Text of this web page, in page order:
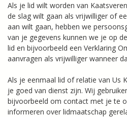
Als je lid wilt worden van
de slag wilt gaan als vrijwilliger of
aan wilt gaan, hebben we
van je gegevens kunnen we je op
lid en bijvoorbeeld een Verklaring
aanvragen als vrijwilliger wanneer
Als je eenmaal lid of relatie van Us
je goed van dienst zijn. Wij
bijvoorbeeld om contact met je te
informeren over lidmaatschap